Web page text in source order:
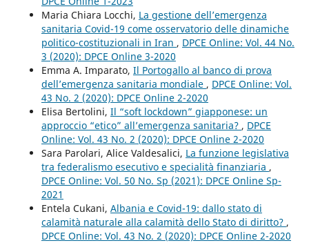
Maria Chiara Locchi, La gestione dell’emergenza
sanitaria Covid-19 come osservatorio delle dinamiche
politico-costituzionali in Iran , DPCE Online: Vol. 44 No.
3 (2020): DPCE Online 3-2020
Emma A. Imparato, Il Portogallo al banco di prova
dell’emergenza sanitaria mondiale , DPCE Online: Vol.
43 No. 2 (2020): DPCE Online 2-2020
Elisa Bertolini, Il “soft lockdown” giapponese: un
approccio “etico” all’emergenza sanitaria? , DPCE
Online: Vol. 43 No. 2 (2020): DPCE Online 2-2020
Sara Parolari, Alice Valdesalici, La funzione legislativa
tra federalismo esecutivo e specialità finanziaria ,
DPCE Online: Vol. 50 No. Sp (2021): DPCE Online Sp-
2021
Entela Cukani, Albania e Covid-19: dallo stato di
calamità naturale alla calamità dello Stato di diritto? ,
DPCE Online: Vol. 43 No. 2 (2020): DPCE Online 2-2020